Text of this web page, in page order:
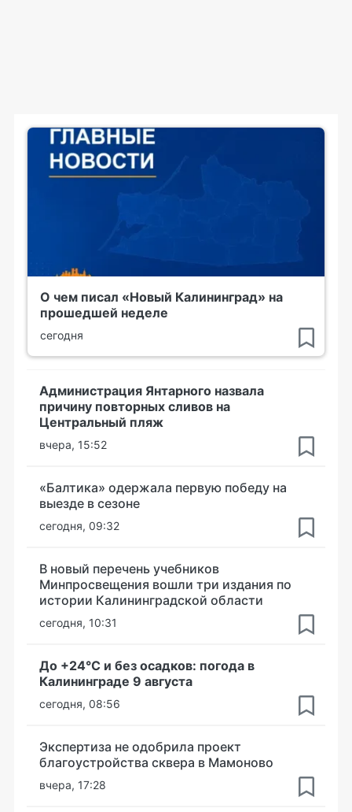
О чем писал «Новый Калининград» на
прошедшей неделе
сегодня
Администрация Янтарного назвала
причину повторных сливов на
Центральный пляж
вчера, 15:52
«Балтика» одержала первую победу на
выезде в сезоне
сегодня, 09:32
В новый перечень учебников
Минпросвещения вошли три издания по
истории Калининградской области
сегодня, 10:31
До +24°С и без осадков: погода в
Калининграде 9 августа
сегодня, 08:56
Экспертиза не одобрила проект
благоустройства сквера в Мамоново
вчера, 17:28